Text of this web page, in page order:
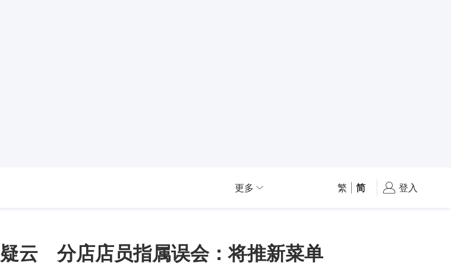
更多 繁 简 登入
云 分店店员指属误会：将推新菜单